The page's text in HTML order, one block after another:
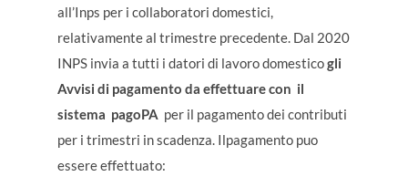
all’Inps per i collaboratori domestici,
relativamente al trimestre precedente. Dal 2020
INPS invia a tutti i datori di lavoro domesticogli
Avvisi di pagamento da effettuare con il
sistema pagoPA per il pagamento dei contributi
per i trimestri in scadenza. Ilpagamento puo
essere effettuato: